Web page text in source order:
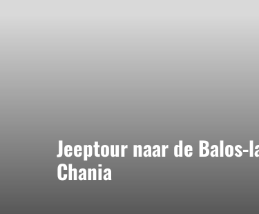
Jeeptour naar de
Chania